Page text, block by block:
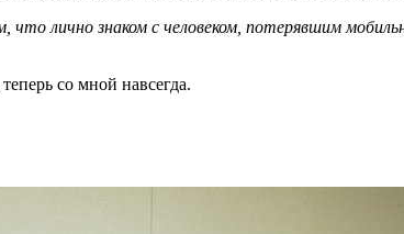
что лично знаком с человеком, потерявшим
со мной навсегда.